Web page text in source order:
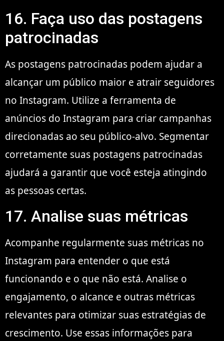
16. Faça uso das postagens
patrocinadas
As postagens patrocinadas podem ajudar a
alcançar um público maior e atrair seguidores
no Instagram. Utilize a ferramenta de
anúncios do Instagram para criar campanhas
direcionadas ao seu público-alvo. Segmentar
corretamente suas postagens patrocinadas
ajudará a garantir que você esteja atingindo
as pessoas certas.
17. Analise suas métricas
Acompanhe regularmente suas métricas no
Instagram para entender o que está
funcionando e o que não está. Analise o
engajamento, o alcance e outras métricas
relevantes para otimizar suas estratégias de
crescimento. Use essas informações para